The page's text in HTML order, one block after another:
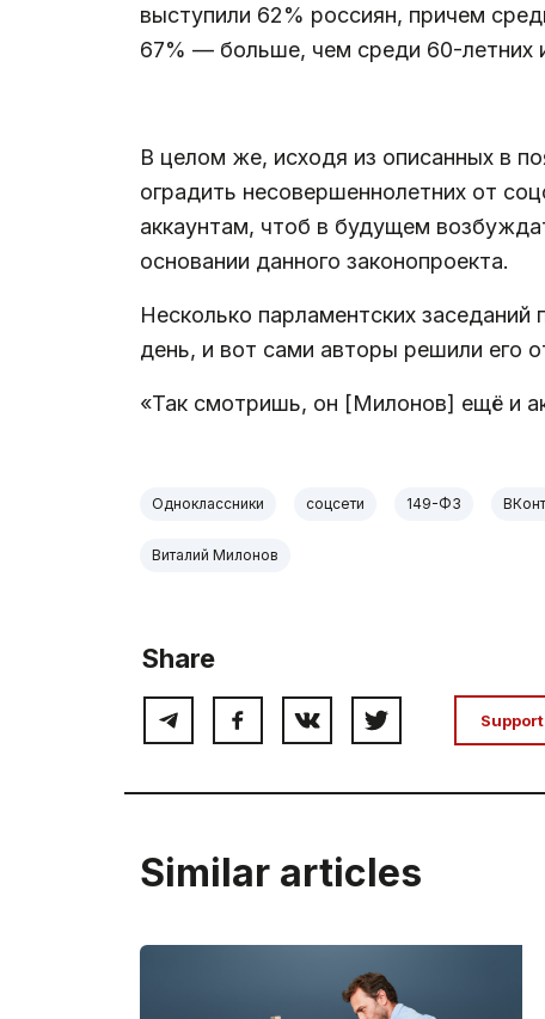
выступили 62% россиян, причем
67% — больше, чем среди 60-летних
В целом же, исходя из описанных в
оградить несовершеннолетних от
аккаунтам, чтоб в будущем
основании данного законопроекта.
Несколько парламентских
день, и вот сами авторы решили его
«Так смотришь, он [Милонов] ещё и
Одноклассники соцсети 149-ФЗ
Виталий Милонов
Share
Similar articles